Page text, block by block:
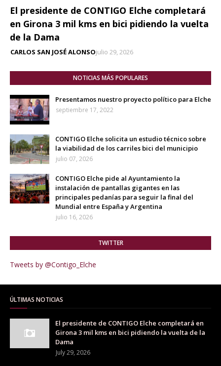
El presidente de CONTIGO Elche completará
en Girona 3 mil kms en bici pidiendo la vuelta
de la Dama
CARLOS SAN JOSÉ ALONSOjulio 29, 2026
NOTICIAS MÁS POPULARES
Presentamos nuestro proyecto político para Elche
septiembre 17, 2022
CONTIGO Elche solicita un estudio técnico sobre
la viabilidad de los carriles bici del municipio
julio 07, 2026
CONTIGO Elche pide al Ayuntamiento la
instalación de pantallas gigantes en las
principales pedanías para seguir la final del
Mundial entre España y Argentina
julio 16, 2026
TWITTER
Tweets by @Contigo_Elche
ÚLTIMAS NOTICIAS
El presidente de CONTIGO Elche completará en
Girona 3 mil kms en bici pidiendo la vuelta de la
Dama
July 29, 2026